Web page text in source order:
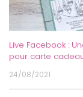
Live Facebook :
pour carte
24/08/2021